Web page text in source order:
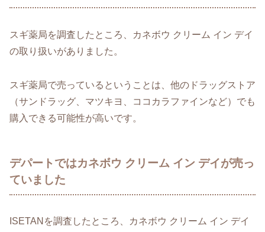
スギ薬局を調査したところ、カネボウ クリーム イン デイ
の取り扱いがありました。
スギ薬局で売っているということは、他のドラッグストア
（サンドラッグ、マツキヨ、ココカラファインなど）でも
購入できる可能性が高いです。
デパートではカネボウ クリーム イン デイが売っ
ていました
ISETANを調査したところ、カネボウ クリーム イン デイ